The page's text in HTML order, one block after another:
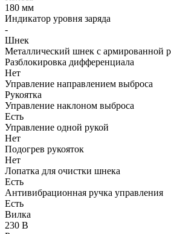
180 мм
Индикатор уровня заряда
-
Шнек
Металлический шнек с армированной
Разблокировка дифференциала
Нет
Управление направлением выброса
Рукоятка
Управление наклоном выброса
Есть
Управление одной рукой
Нет
Подогрев рукояток
Нет
Лопатка для очистки шнека
Есть
Антивибрационная ручка управления
Есть
Вилка
230 В